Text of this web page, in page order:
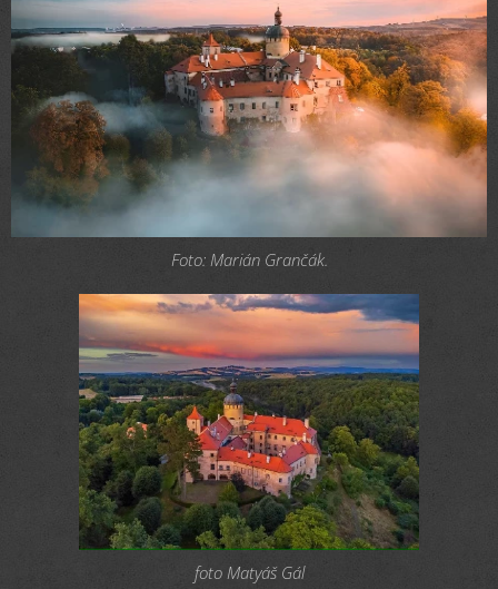
Foto: Marián Grančák.
foto Matyáš Gál